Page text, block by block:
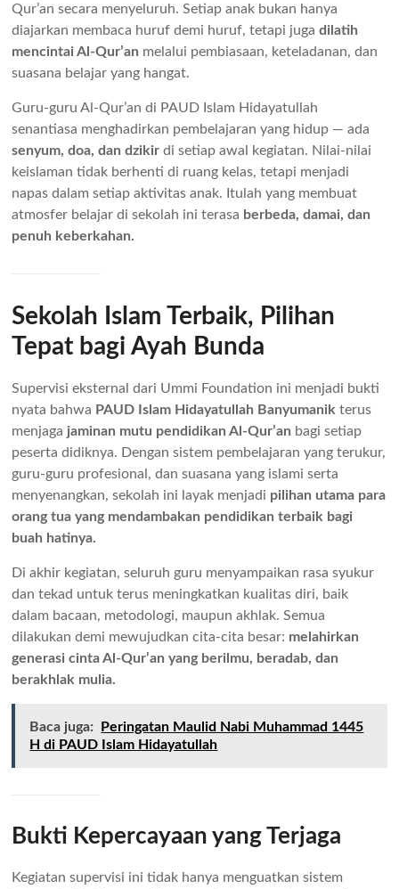
Qur’an secara menyeluruh. Setiap anak bukan hanya
diajarkan membaca huruf demi huruf, tetapi jugadilatih
mencintai Al-Qur’an melalui pembiasaan, keteladanan, dan
suasana belajar yang hangat.
Guru-guru Al-Qur’an di PAUD Islam Hidayatullah
senantiasa menghadirkan pembelajaran yang hidup — ada
senyum, doa, dan dzikir di setiap awal kegiatan. Nilai-nilai
keislaman tidak berhenti di ruang kelas, tetapi menjadi
napas dalam setiap aktivitas anak. Itulah yang membuat
atmosfer belajar di sekolah ini terasa berbeda, damai, dan
penuh keberkahan.
Sekolah Islam Terbaik, Pilihan
Tepat bagi Ayah Bunda
Supervisi eksternal dari Ummi Foundation ini menjadi bukti
nyata bahwa PAUD Islam Hidayatullah Banyumanik terus
menjaga jaminan mutu pendidikan Al-Qur’an bagi setiap
peserta didiknya. Dengan sistem pembelajaran yang terukur,
guru-guru profesional, dan suasana yang islami serta
menyenangkan, sekolah ini layak menjadi pilihan utama para
orang tua yang mendambakan pendidikan terbaik bagi
buah hatinya.
Di akhir kegiatan, seluruh guru menyampaikan rasa syukur
dan tekad untuk terus meningkatkan kualitas diri, baik
dalam bacaan, metodologi, maupun akhlak. Semua
dilakukan demi mewujudkan cita-cita besar: melahirkan
generasi cinta Al-Qur’an yang berilmu, beradab, dan
berakhlak mulia.
Baca juga:
Peringatan Maulid Nabi Muhammad 1445
H di PAUD Islam Hidayatullah
Bukti Kepercayaan yang Terjaga
Kegiatan supervisi ini tidak hanya menguatkan sistem